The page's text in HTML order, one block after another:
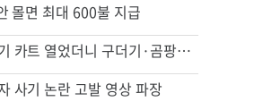
몰면 최대 600불 지급
항공기 식기 카트 열었더니 구더기·곰팡이…LAX 기내식 업체 논란
사기 논란 고발 영상 파장